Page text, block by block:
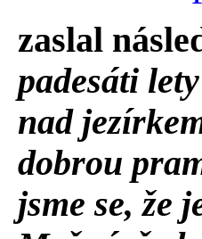
zaslal
padesáti
nad
dobrou
jsme se, že